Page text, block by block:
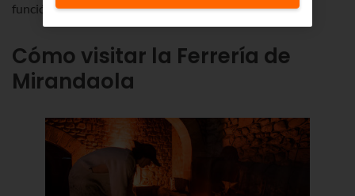
función con precisión y también espectacularidad.
Cómo visitar la Ferrería de
Mirandaola